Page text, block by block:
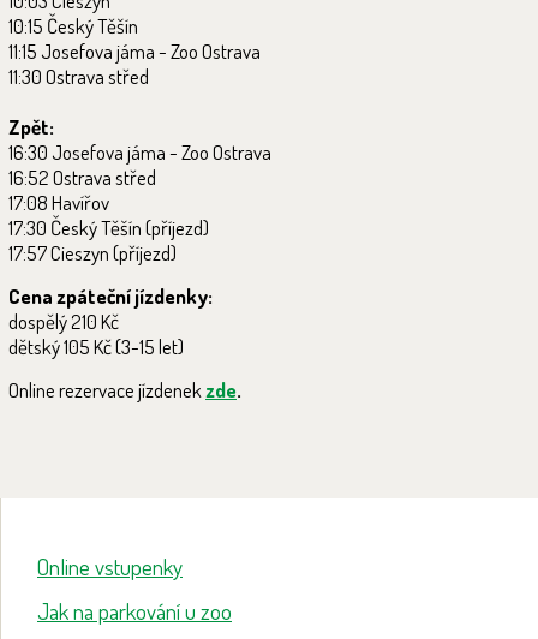
10:15 Český Těšín
11:15 Josefova jáma - Zoo Ostrava
11:30 Ostrava střed
Zpět:
16:30 Josefova jáma - Zoo Ostrava
16:52 Ostrava střed
17:08 Havířov
17:30 Český Těšín (příjezd)
17:57 Cieszyn (příjezd)
Cena zpáteční jízdenky:
dospělý 210 Kč
dětský 105 Kč (3-15 let)
Online rezervace jízdenek zde.
Online vstupenky
Jak na parkování u zoo